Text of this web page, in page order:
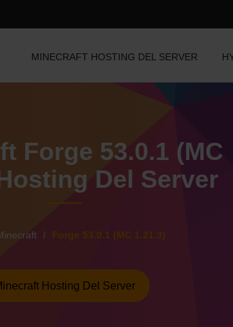
MINECRAFT HOSTING DEL SERVER
Forge 53.0.1 (MC
Del Server
Forge 53.0.1 (MC 1.21.3)
Hosting Del Server